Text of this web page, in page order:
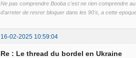
Ne pas comprendre Booba c'est ne rien comprendre
d'arreter de resrer bloquer dans les 90's, a cette
16-02-2025 10:59:04
Re : Le thread du bordel en Ukraine